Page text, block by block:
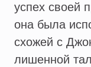
успех своей
она была
схожей с
лишенной